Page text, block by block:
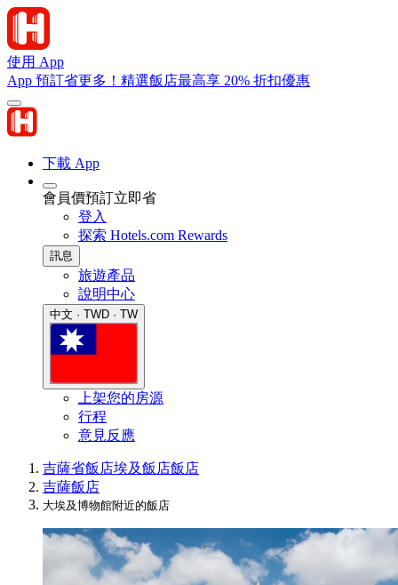
使用 App
App 預訂省更多！精選飯店最高享 20% 折扣優惠
下載 App
會員價預訂立即省
登入
探索 Hotels.com Rewards
訊息
旅遊產品
說明中心
中文 · TWD · TW
上架您的房源
行程
意見反應
吉薩省飯店埃及飯店飯店
吉薩飯店
大埃及博物館附近的飯店